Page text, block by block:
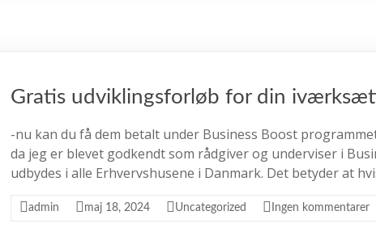
Gratis udviklingsforløb for din
-nu kan du få dem betalt under Business Boost
da jeg er blevet godkendt som rådgiver og underviser i
udbydes i alle Erhvervshusene i Danmark. Det betyder at
admin maj 18, 2024 Uncategorized Ingen kommentarer